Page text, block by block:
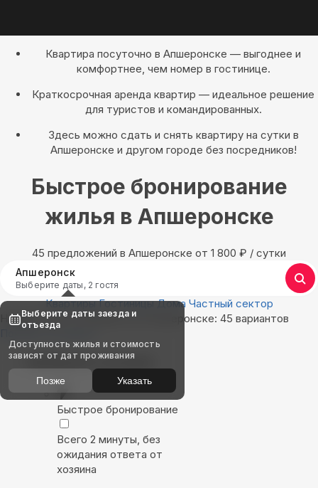
Квартира посуточно в Апшеронске — выгоднее и
комфортнее, чем номер в гостинице.
Краткосрочная аренда квартир — идеальное решение
для туристов и командированных.
Здесь можно сдать и снять квартиру на сутки в
Апшеронске и другом городе без посредников!
Быстрое бронирование
жилья в Апшеронске
45 предложений в Апшеронске oт 1 800 ₽ / сутки
Апшеронск
Выберите даты, 2 гостя
Квартиры Гостиницы Дома Частный сектор
Найдём, где остановиться в Апшеронске: 45 вариантов
Показать на карте
Выбирайте лучшее
Быстрое бронирование
Всего 2 минуты, без
ожидания ответа от
хозяина
Выберите даты заезда и
отъезда
Доступность жилья и стоимость
зависят от дат проживания
Позже Указать